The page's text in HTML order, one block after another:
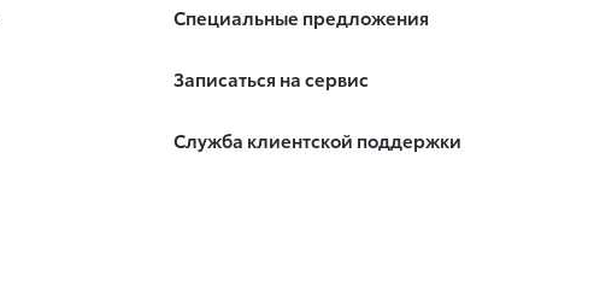
Специальные предложения
Записаться на сервис
Служба клиентской поддержки